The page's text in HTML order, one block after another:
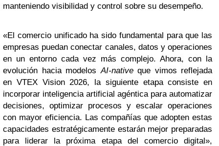
manteniendo visibilidad y control sobre su desempeño.
«El comercio unificado ha sido fundamental para que las
empresas puedan conectar canales, datos y operaciones
en un entorno cada vez más complejo. Ahora, con la
evolución hacia modelosAI-native que vimos reflejada
en VTEX Vision 2026, la siguiente etapa consiste en
incorporar inteligencia artificial agéntica para automatizar
decisiones, optimizar procesos y escalar operaciones
con mayor eficiencia. Las compañías que adopten estas
capacidades estratégicamente estarán mejor preparadas
para liderar la próxima etapa del comercio digital»,